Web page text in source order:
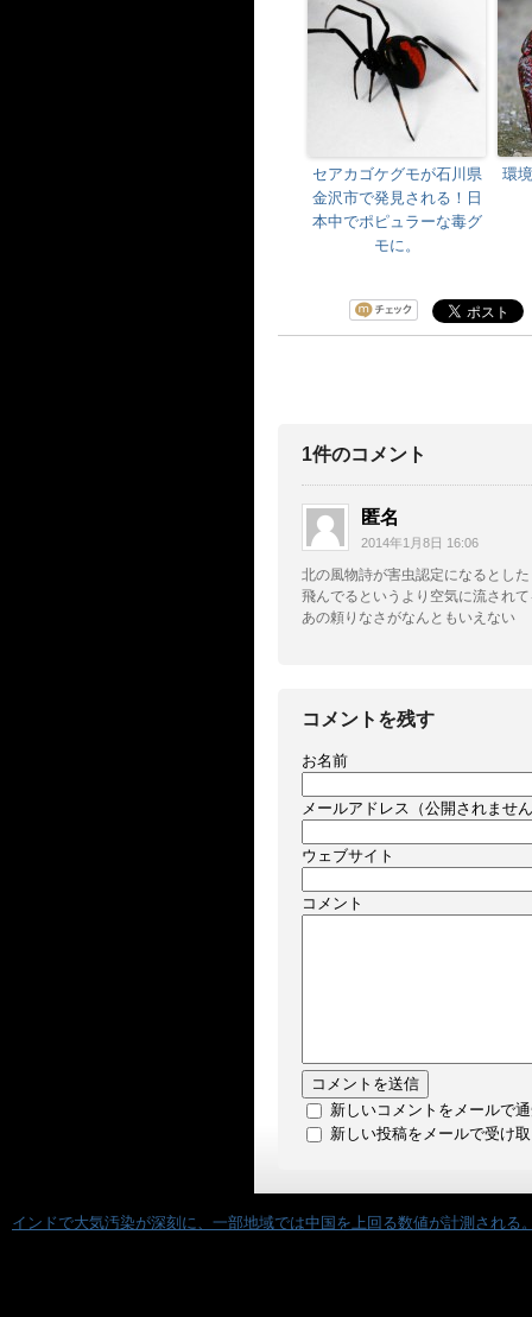
セアカゴケグモが石川県
金沢市で発見される！日
本中でポピュラーな毒グ
モに。
環
1件のコメント
匿名
2014年1月8日 16:06
北の風物詩が害虫認定になるとし
飛んでるというより空気に流され
あの頼りなさがなんともいえない
コメントを残す
お名前
メールアドレス（公開されませ
ウェブサイト
コメント
新しいコメントをメールで
新しい投稿をメールで受け
インドで大気汚染が深刻に、一部地域では中国を上回る数値が計測される